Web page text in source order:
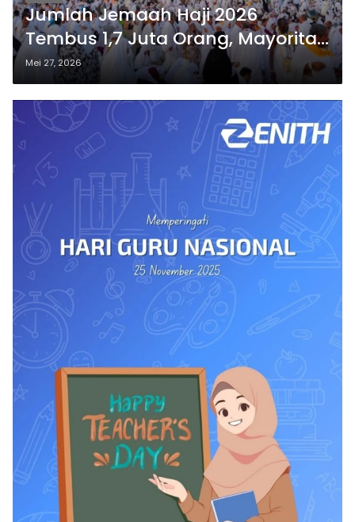
Jumlah Jemaah Haji 2026
Tembus 1,7 Juta Orang, Mayoritas
Datang dari Luar Arab Saudi
Mei 27, 2026